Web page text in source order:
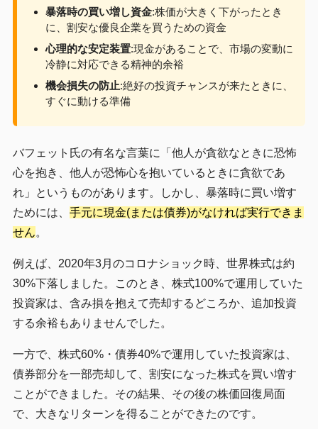
暴落時の買い増し資金:株価が大きく下がったとき
に、割安な優良企業を買うための資金
心理的な安定装置:現金があることで、市場の変動に
冷静に対応できる精神的余裕
機会損失の防止:絶好の投資チャンスが来たときに、
すぐに動ける準備
バフェット氏の有名な言葉に「他人が貪欲なときに恐怖
心を抱き、他人が恐怖心を抱いているときに貪欲であ
れ」というものがあります。しかし、暴落時に買い増す
ためには、 手元に現金(または債券)がなければ実行できま
せん。
例えば、2020年3月のコロナショック時、世界株式は約
30%下落しました。このとき、株式100%で運用していた
投資家は、含み損を抱えて売却するどころか、追加投資
する余裕もありませんでした。
一方で、株式60%・債券40%で運用していた投資家は、
債券部分を一部売却して、割安になった株式を買い増す
ことができました。その結果、その後の株価回復局面
で、大きなリターンを得ることができたのです。